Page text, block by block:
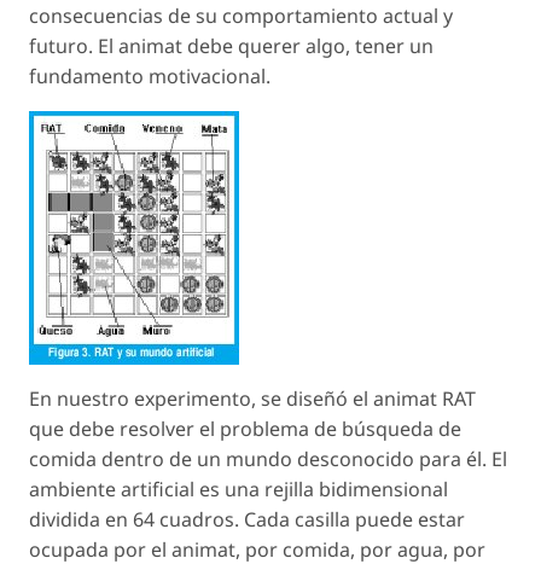
consecuencias de su comportamiento actual y
futuro. El animat debe querer algo, tener un
fundamento motivacional.
En nuestro experimento, se diseñó el animat RAT
que debe resolver el problema de búsqueda de
comida dentro de un mundo desconocido para él. El
ambiente artificial es una rejilla bidimensional
dividida en 64 cuadros. Cada casilla puede estar
ocupada por el animat, por comida, por agua, por